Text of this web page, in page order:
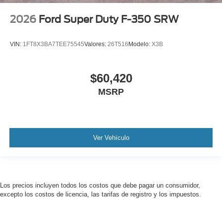
2026 Ford Super Duty F-350 SRW
VIN: 1FT8X3BA7TEE75545Valores: 26T516Modelo: X3B
$60,420
MSRP
Ver Vehículo
Los precios incluyen todos los costos que debe pagar un consumidor,
excepto los costos de licencia, las tarifas de registro y los impuestos.